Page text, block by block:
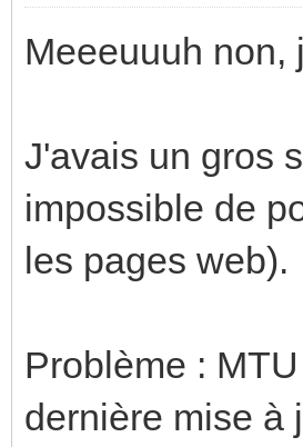
Meeeuuuh non,
J'avais un gros
impossible de
les pages web).
Problème :
dernière mise à